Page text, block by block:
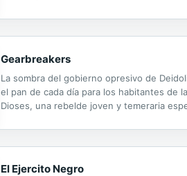
Gearbreakers
La sombra del gobierno opresivo de
el pan de cada día para los habitantes de
Dioses, una rebelde joven y temeraria
El Ejercito Negro